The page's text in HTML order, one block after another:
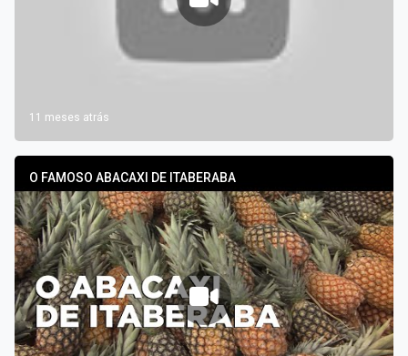
11 meses atrás
O FAMOSO ABACAXI DE ITABERABA